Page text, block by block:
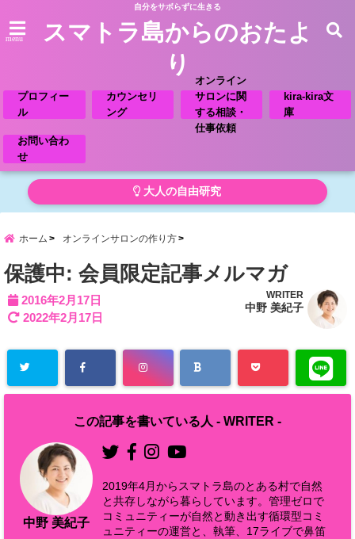
自分をサボらずに生きる
menu
スマトラ島からのおたよ
り
プロフィー
ル
カウンセリ
ング
オンライン
サロンに関
する相談・
仕事依頼
kira-kira文
庫
お問い合わ
せ
大人の自由研究
ホーム オンラインサロンの作り方
保護中: 会員限定記事メルマガ
2016年2月17日
2022年2月17日
WRITER
中野 美紀子
この記事を書いている人 - WRITER -
中野 美紀子
2019年4月からスマトラ島のとある村で自然
と共存しながら暮らしています。管理ゼロで
コミュニティーが自然と動き出す循環型コミ
ュニティーの運営と、執筆、17ライブで鼻笛